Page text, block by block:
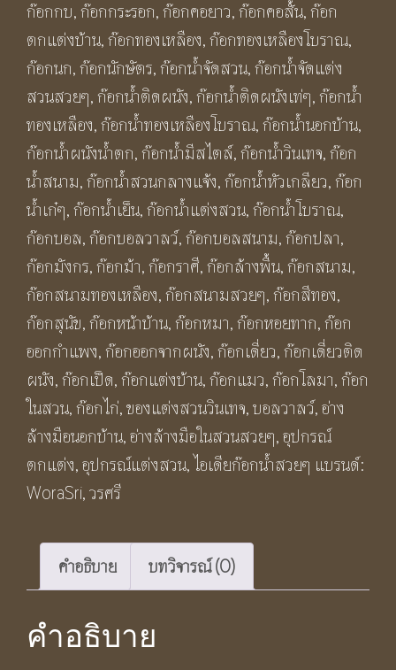
เหลือง
ล้าง
พื้น
รูป
ปลา
หลีฮื้อ
BF06
Fish
Brass
Faucet
ชิ้น
ก๊อกกบ,ก๊อกกระรอก,ก๊อกคอยาว,ก๊อกคอสั้น,ก๊อก
ตกแต่งบ้าน,ก๊อกทองเหลือง,ก๊อกทองเหลืองโบราณ,
ก๊อกนก,ก๊อกนักษัตร,ก๊อกน้ำจัดสวน,ก๊อกน้ำจัดแต่ง
สวนสวยๆ,ก๊อกน้ำติดผนัง,ก๊อกน้ำติดผนังเท่ๆ,ก๊อกน้ำ
ทองเหลือง,ก๊อกน้ำทองเหลืองโบราณ,ก๊อกน้ำนอกบ้าน,
ก๊อกน้ำผนังน้ำตก,ก๊อกน้ำมีสไตล์,ก๊อกน้ำวินเทจ,ก๊อก
น้ำสนาม,ก๊อกน้ำสวนกลางแจ้ง,ก๊อกน้ำหัวเกลียว,ก๊อก
น้ำเก๋ๆ,ก๊อกน้ำเย็น,ก๊อกน้ำแต่งสวน,ก๊อกน้ำโบราณ,
ก๊อกบอล,ก๊อกบอลวาลว์,ก๊อกบอลสนาม,ก๊อกปลา,
ก๊อกมังกร,ก๊อกม้า,ก๊อกราศี,ก๊อกล้างพื้น,ก๊อกสนาม,
ก๊อกสนามทองเหลือง,ก๊อกสนามสวยๆ,ก๊อกสีทอง,
ก๊อกสุนัข,ก๊อกหน้าบ้าน,ก๊อกหมา,ก๊อกหอยทาก,ก๊อก
ออกกำแพง,ก๊อกออกจากผนัง,ก๊อกเดี่ยว,ก๊อกเดี่ยวติด
ผนัง,ก๊อกเป็ด,ก๊อกแต่งบ้าน,ก๊อกแมว,ก๊อกโลมา,ก๊อก
ในสวน,ก๊อกไก่,ของแต่งสวนวินเทจ,บอลวาลว์,อ่าง
ล้างมือนอกบ้าน,อ่างล้างมือในสวนสวยๆ,อุปกรณ์
ตกแต่ง,อุปกรณ์แต่งสวน,ไอเดียก๊อกน้ำสวยๆ แบรนด์:
WoraSri,วรศรี
คำอธิบาย บทวิจารณ์ (0)
คำอธิบาย